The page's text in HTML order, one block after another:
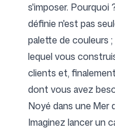
s'imposer. Pourquoi
définie n'est pas
palette de couleurs
lequel vous
clients et,
dont vous avez
Noyé dans une Mer
Imaginez lancer un